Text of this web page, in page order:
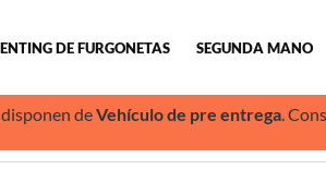
DE FURGONETAS SEGUNDA MANO
deVehículo de pre entrega.